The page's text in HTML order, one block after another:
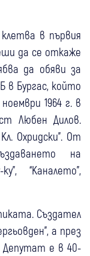
в първия
да се откаже
да обяви за
в Бургас, който
1964 г. в
Любен Дилов.
Охридски”. От
на
“Каналето”,
Създател
а през
Депутат е в 40-